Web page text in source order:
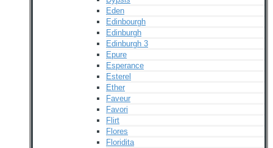
Eden
Edinbourgh
Edinburgh
Edinburgh 3
Epure
Esperance
Esterel
Ether
Faveur
Favori
Flirt
Flores
Floridita